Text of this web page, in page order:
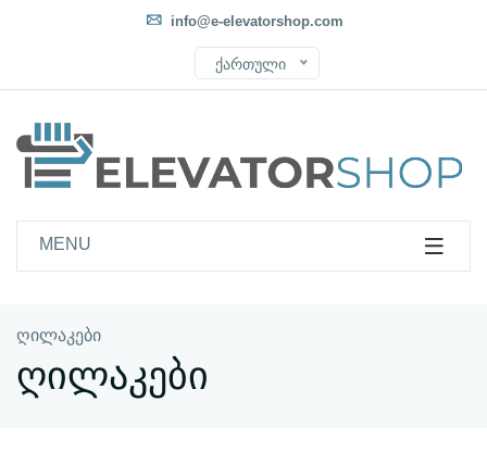
info@e-elevatorshop.com
ქართული
MENU
ღილაკები
ღილაკები